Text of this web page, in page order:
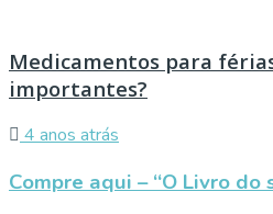
Medicamentos para
importantes?
4 anos atrás
Compre aqui – “O Livro do